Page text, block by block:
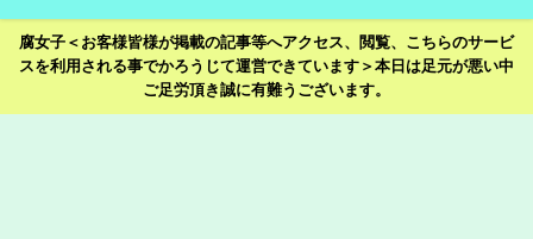
腐女子＜お客様皆様が掲載の記事等へアクセス、閲覧、こちらのサービ
スを利用される事でかろうじて運営できています＞本日は足元が悪い中
ご足労頂き誠に有難うございます。